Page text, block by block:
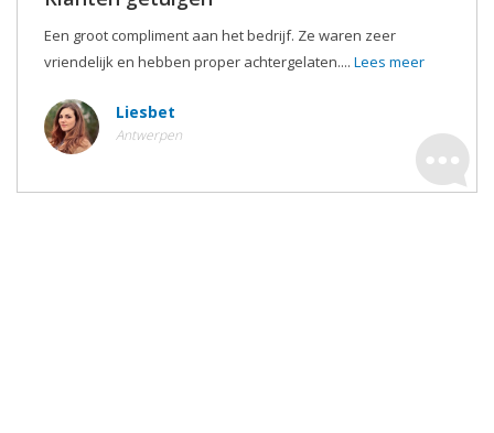
Een groot compliment aan het bedrijf. Ze waren zeer
vriendelijk en hebben proper achtergelaten.... Lees meer
Liesbet
Antwerpen